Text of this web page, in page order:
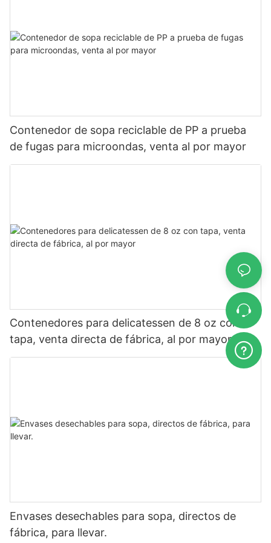
Contenedor de sopa reciclable de PP a prueba
de fugas para microondas, venta al por mayor
Contenedores para delicatessen de 8 oz con
tapa, venta directa de fábrica, al por mayor
Envases desechables para sopa, directos de
fábrica, para llevar.